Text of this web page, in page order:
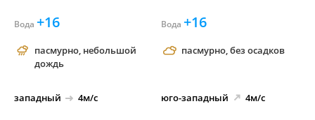
Вода +16
пасмурно, небольшой
дождь
западный 4м/с
Вода +16
пасмурно, без осадков
юго-западный 4м/с